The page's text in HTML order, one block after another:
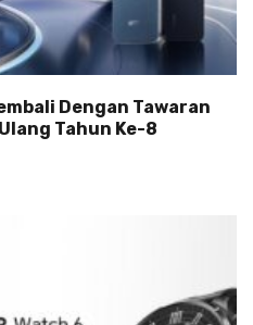
Dengan Tawaran
Tahun Ke-8